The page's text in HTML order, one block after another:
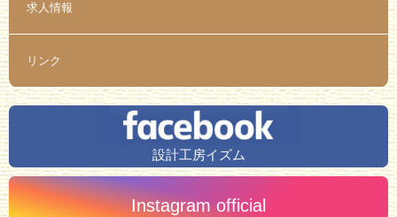
求人情報
リンク
設計工房イズム
Instagram official